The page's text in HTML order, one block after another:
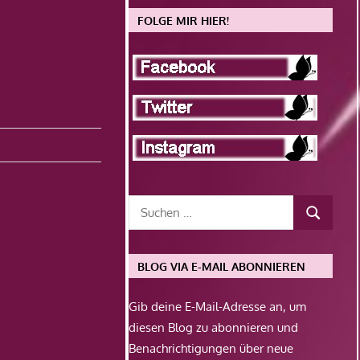
FOLGE MIR HIER!
BLOG VIA E-MAIL ABONNIEREN
Gib deine E-Mail-Adresse an, um
diesen Blog zu abonnieren und
Benachrichtigungen über neue